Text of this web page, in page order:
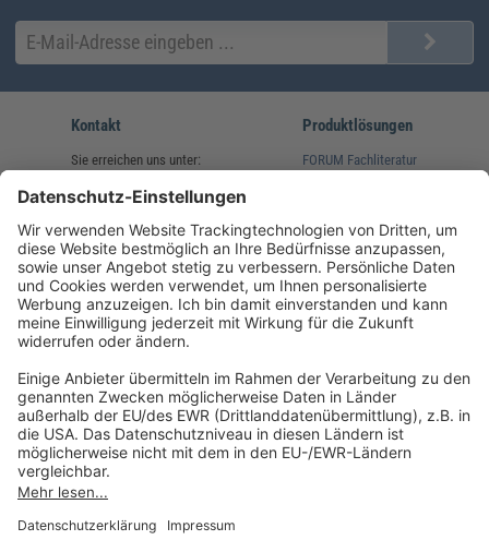
Kontakt
Sie erreichen uns unter:
(08233) 38 11 23
service@forum-verlag.com
Mo-Do 07:30 - 17:00 Uhr
Fr 07:30 - 15:00 Uhr
Produktlösungen
FORUM Fachliteratur
Folgen Sie uns
Impressum
Datenschutz